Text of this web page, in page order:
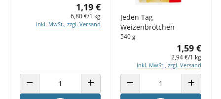
1,19 €
6,80 €/1 kg
inkl. MwSt., zzgl. Versand
ANZAHL VERRINGERN ANZAHL ERHÖHEN
Jeden Tag
Weizenbrötchen
540 g
1,59 €
2,94 €/1 kg
inkl. MwSt., zzgl. Versand
ANZAHL VERRINGERN ANZAHL